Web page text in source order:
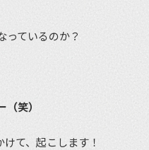
っているのか？
笑）
て、起こします！